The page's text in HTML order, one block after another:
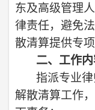
东及高级管理
律责任，避免
散清算提供专
二、工作
指派专业律
解散清算工作